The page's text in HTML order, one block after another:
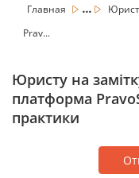
Главная ...
Prav...
Юристу на
платформа
практики